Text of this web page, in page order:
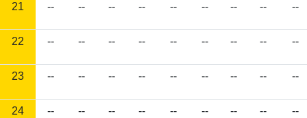
21 -- -- -- -- -- -- -- -- --
22 -- -- -- -- -- -- -- -- --
23 -- -- -- -- -- -- -- -- --
24 -- -- -- -- -- -- -- -- --